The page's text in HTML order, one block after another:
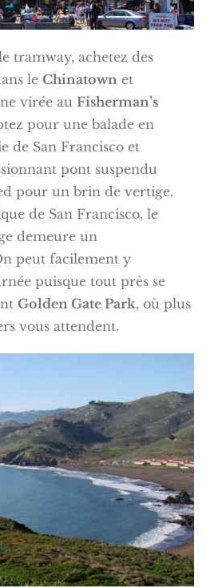
tramway, achetez des
le Chinatown et
virée au Fisherman’s
pour une balade en
de San Francisco et
pont suspendu
pour un brin de vertige.
de San Francisco, le
demeure un
peut facilement y
puisque tout près se
Golden Gate Park, où plus
vous attendent.